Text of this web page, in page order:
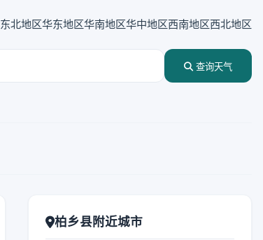
东北地区华东地区华南地区华中地区西南地区西北地区
查询天气
柏乡县附近城市